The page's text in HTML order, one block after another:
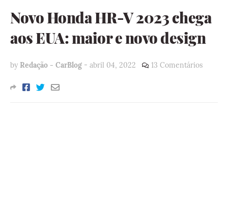
Novo Honda HR-V 2023 chega
aos EUA: maior e novo design
by Redação - CarBlog - abril 04, 2022 13 Comentários